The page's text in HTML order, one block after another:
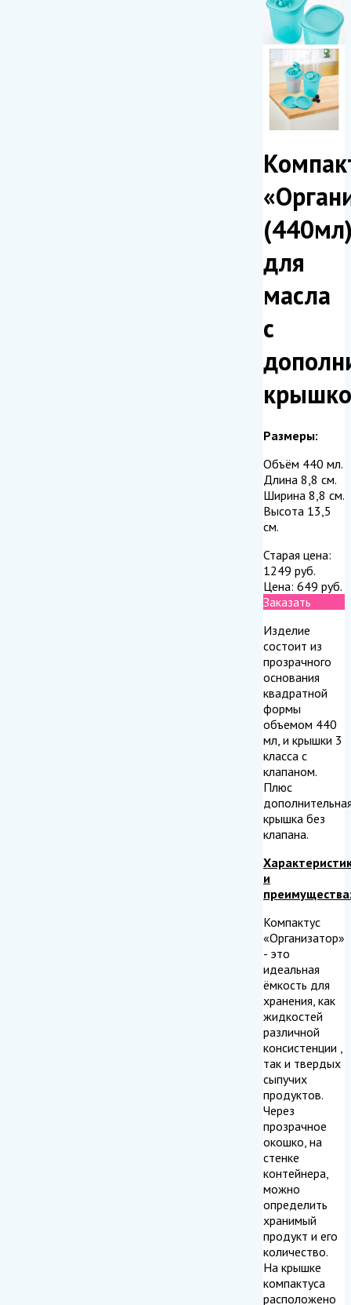
для
масла
с
Размеры:
Объём 440 мл.
Длина 8,8 см.
Ширина 8,8 см.
Высота 13,5
см.
Старая цена:
1249 руб.
Цена: 649 руб.
Заказать
Изделие
состоит из
прозрачного
основания
квадратной
формы
объемом 440
мл, и крышки 3
класса с
клапаном.
Плюс
крышка без
клапана.
и
Компактус
«Организатор»
- это
идеальная
ёмкость для
хранения, как
жидкостей
различной
консистенции ,
так и твердых
сыпучих
продуктов.
Через
прозрачное
окошко, на
стенке
контейнера,
можно
определить
хранимый
продукт и его
количество.
На крышке
компактуса
расположено